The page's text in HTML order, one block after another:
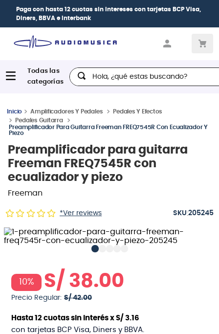
Paga con hasta 12 cuotas sin intereses con tarjetas BCP Visa,
Diners, BBVA e Interbank
Hola, ¿qué estas buscando?
Amplificadores Y Pedales
Pedales Y Efectos
Pedales Guitarra
Preamplificador Para Guitarra Freeman FREQ7545R Con Ecualizador Y
Piezo
Preamplificador para guitarra
Freeman FREQ7545R con
ecualizador y piezo
Freeman
*Ver reviews :205245
10% S/ 38.00
Precio Regular: S/ 42.00
Hasta12 cuotas sin interés xS/ 3.16
con tarjetas BCP Visa, Diners y BBVA.